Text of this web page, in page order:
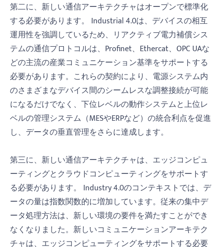
第二に、新しい通信アーキテクチャはオープンで標準化
する必要があります。 Industrial 4.0は、デバイスの相互
運用性を強調しているため、リアクティブ電力補償シス
テムの通信プロトコルは、Profinet、Ethercat、OPC UAな
どの主流の産業コミュニケーション基準をサポートする
必要があります。これらの契約により、電源システム内
のさまざまなデバイス間のシームレスな調整接続が可能
になるだけでなく、下位レベルの動作システムと上位レ
ベルの管理システム（MESやERPなど）の統合利点を促進
し、データの垂直管理をさらに達成します。
第三に、新しい通信アーキテクチャは、エッジコンピュ
ーティングとクラウドコンピューティングをサポートす
る必要があります。 Industry 4.0のコンテキストでは、デ
ータの量は指数関数的に増加しています。従来の集中デ
ータ処理方法は、新しい環境の要件を満たすことができ
なくなりました。新しいコミュニケーションアーキテク
チャは、エッジコンピューティングをサポートする必要